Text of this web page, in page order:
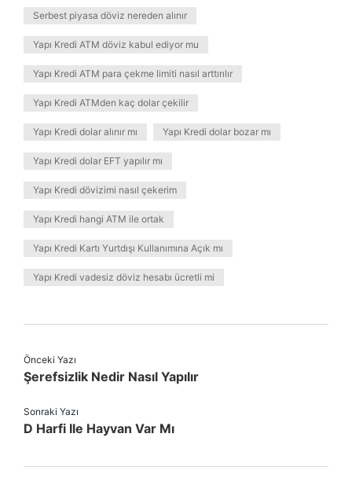
Serbest piyasa döviz nereden alınır
Yapı Kredi ATM döviz kabul ediyor mu
Yapı Kredi ATM para çekme limiti nasıl arttırılır
Yapı Kredi ATMden kaç dolar çekilir
Yapı Kredi dolar alınır mı Yapı Kredi dolar bozar mı
Yapı Kredi dolar EFT yapılır mı
Yapı Kredi dövizimi nasıl çekerim
Yapı Kredi hangi ATM ile ortak
Yapı Kredi Kartı Yurtdışı Kullanımına Açık mı
Yapı Kredi vadesiz döviz hesabı ücretli mi
Önceki Yazı
Şerefsizlik Nedir Nasıl Yapılır
Sonraki Yazı
D Harfi Ile Hayvan Var Mı